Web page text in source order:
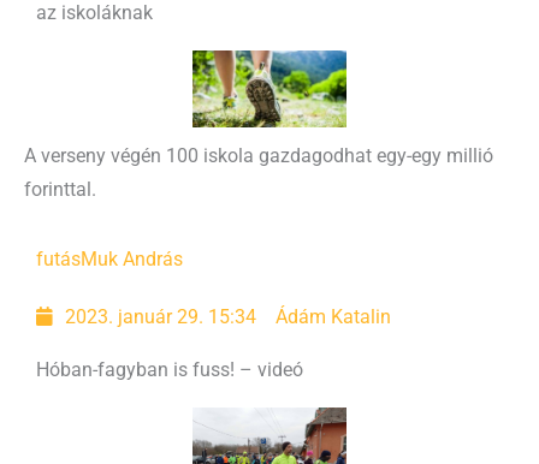
az iskoláknak
A verseny végén 100 iskola gazdagodhat egy-egy millió
forinttal.
futásMuk András
2023. január 29. 15:34 Ádám Katalin
Hóban-fagyban is fuss! – videó